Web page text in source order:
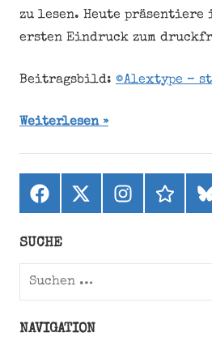
zu lesen. Heute präsentiere
ersten Eindruck zum
Beitragsbild: ©Alextype –
Weiterlesen
Facebook
X
(ehemals
Instagramthreads
SUCHE
Suchen
NAVIGATION